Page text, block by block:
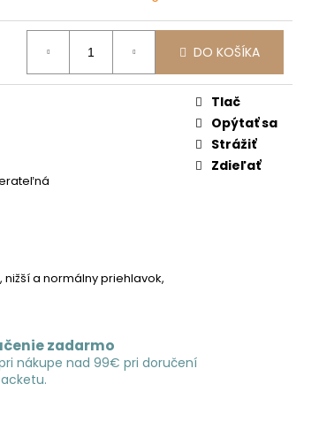
DO KOŠÍKA
a normálny priehlavok,
Tlač
Opýtať sa
Strážiť
Zdieľať
zadarmo
nákupe nad 99€ pri doručení